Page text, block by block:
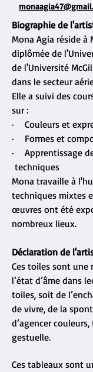
Biographie de
Mona Agia réside à
diplômée de
de l'Université
dans le secteur
Elle a suivi des
sur :
· Couleurs et
· Formes et
· Apprentissage
techniques
Mona travaille à
techniques mixtes
œuvres ont été
nombreux lieux.
​Déclaration de
Ces toiles sont une
l’état d’âme dans
toiles, soit de
de vivre, de la
d’agencer
gestuelle.
Ces tableaux sont